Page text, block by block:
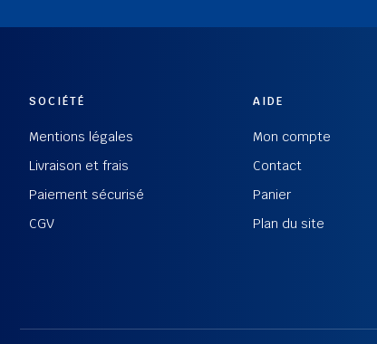
SOCIÉTÉ
Mentions légales
Livraison et frais
Paiement sécurisé
CGV
AIDE
Mon compte
Contact
Panier
Plan du site